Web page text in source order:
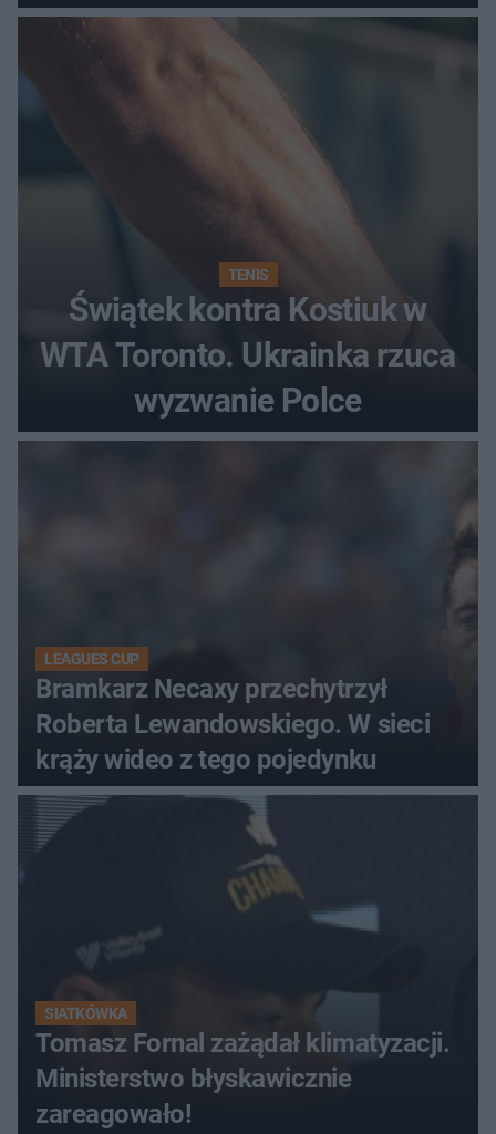
regenerująca
TENIS
Świątek kontra Kostiuk w
WTA Toronto. Ukrainka rzuca
wyzwanie Polce
LEAGUES CUP
Bramkarz Necaxy przechytrzył
Roberta Lewandowskiego. W sieci
krąży wideo z tego pojedynku
SIATKÓWKA
Tomasz Fornal zażądał klimatyzacji.
Ministerstwo błyskawicznie
zareagowało!